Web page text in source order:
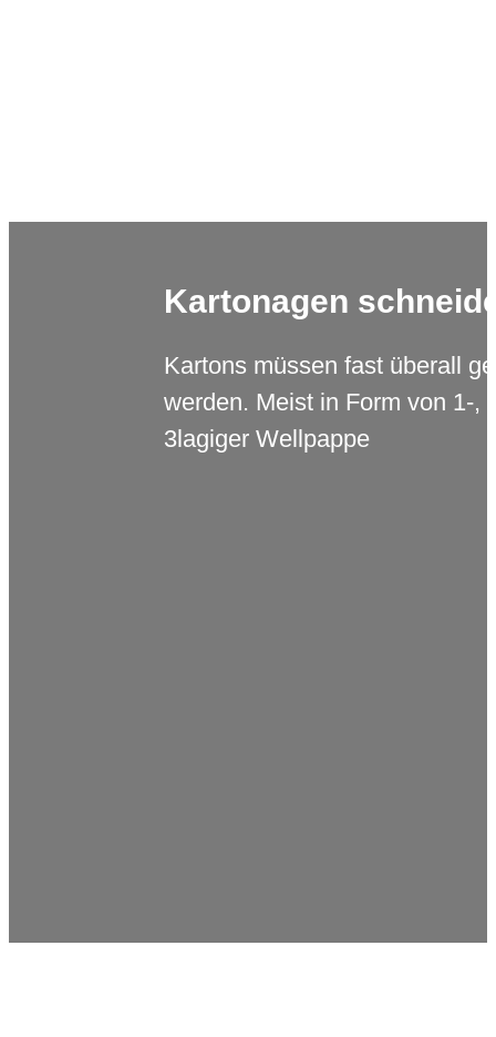
Kartonagen
Kartons müssen fast überall
werden. Meist in Form von 1-,
3lagiger Wellpappe